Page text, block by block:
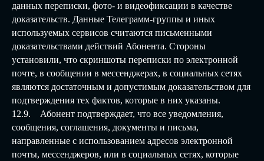
данных переписки, фото- и видеофиксации в качестве
доказательств. Данные Телеграмм-группы и иных
используемых сервисов считаются письменными
доказательствами действий Абонента. Стороны
установили, что скриншоты переписки по электронной
почте, в сообщении в мессенджерах, в социальных сетях
являются достаточным и допустимым доказательством для
подтверждения тех фактов, которые в них указаны.
12.9. Абонент подтверждает, что все уведомления,
сообщения, соглашения, документы и письма,
направленные с использованием адресов электронной
почты, мессенджеров, или в социальных сетях, которые